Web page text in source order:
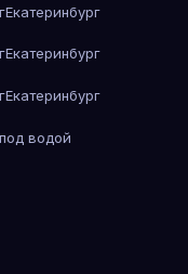
Екатеринбург
Екатеринбург
Екатеринбург
водой